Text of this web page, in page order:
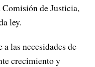
de Justicia,
ley.
las necesidades de
crecimiento y